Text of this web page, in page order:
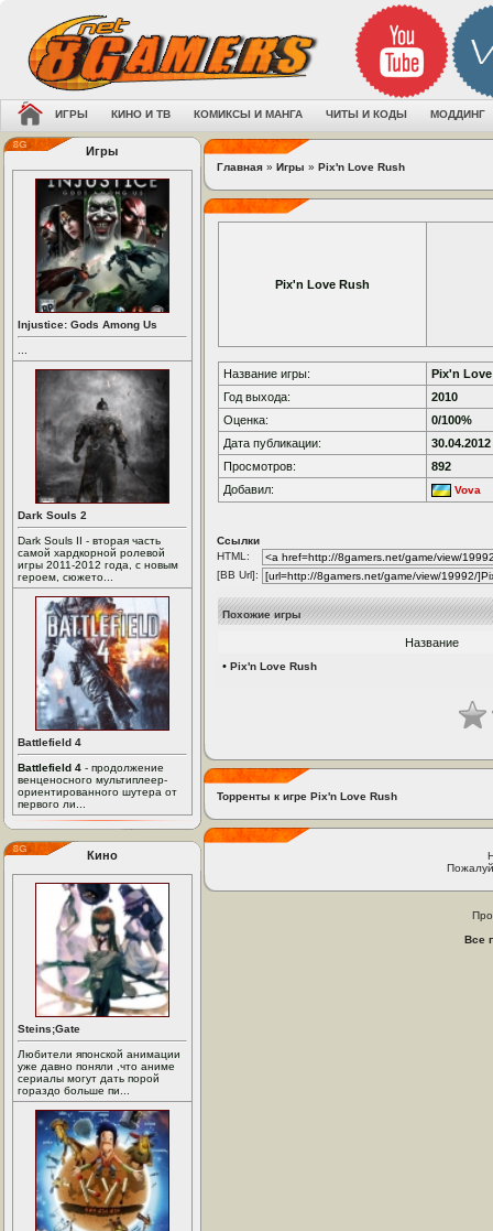
ИГРЫ КИНО И ТВ КОМИКСЫ И МАНГА ЧИТЫ И КОДЫ МОДДИНГ
Игры
Injustice: Gods Among Us
Dark Souls 2
Dark Souls II - вторая часть
самой хардкорной ролевой
игры 2011-2012 года, с новым
героем, сюжето...
Battlefield 4
Battlefield 4 - продолжение
венценосного мультиплеер-
ориентированного шутера от
первого ли...
Кино
Steins;Gate
Любители японской анимации
уже давно поняли ,что аниме
сериалы могут дать порой
гораздо больше пи...
Главная » Игры » Pix'n Love Rush
Pix'n Love Rush
Название игры:
Pix'n
Год выхода:
2010
Оценка:
0/100%
Дата публикации:
30.04.2012
Просмотров:
892
Добавил:
Vova
Ссылки
HTML:
[BB Url]:
Похожие игры
Название
• Pix'n Love Rush
Торренты к игре Pix'n Love Rush
Все